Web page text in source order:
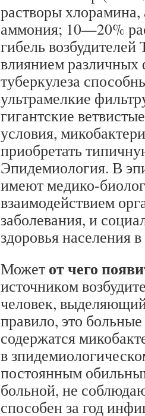
растворы
аммония; 10—20%
гибель
влиянием различных
туберкулеза
ультрамелкие
гигантские
условия,
приобретать
Эпидемиология. В
имеют медико-
взаимодействием
заболевания, и
здоровья населения
Может от чего
источником
человек,
правило, это
содержатся
в
постоянным
больной, не
способен за год